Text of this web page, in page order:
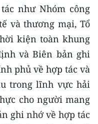
như Nhóm công
và thương mại, Tổ
kiện toàn khung
và Biên bản ghi
phủ về hợp tác và
trong lĩnh vực hải
cho người mang
ghi nhớ về hợp tác